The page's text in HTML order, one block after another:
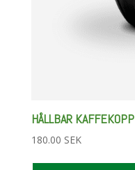
HÅLLBAR KAFFEKOPP
180.00 SEK